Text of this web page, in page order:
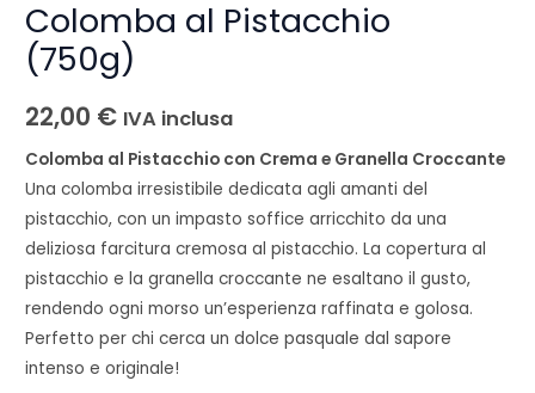
Colomba al Pistacchio
(750g)
22,00 € IVA inclusa
Colomba al Pistacchio con Crema e Granella Croccante
Una colomba irresistibile dedicata agli amanti del
pistacchio, con un impasto soffice arricchito da una
deliziosa farcitura cremosa al pistacchio. La copertura al
pistacchio e la granella croccante ne esaltano il gusto,
rendendo ogni morso un’esperienza raffinata e golosa.
Perfetto per chi cerca un dolce pasquale dal sapore
intenso e originale!